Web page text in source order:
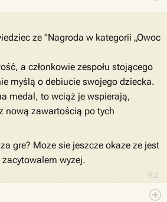
9.2
ze "Nagroda w kategorii „Owoc
a członkowie zespołu stojącego
myślą o debiucie swojego dziecka.
medal, to wciąż je wspierają,
nową zawartością po tych
gre? Moze sie jeszcze okaze ze jest
wyzej.